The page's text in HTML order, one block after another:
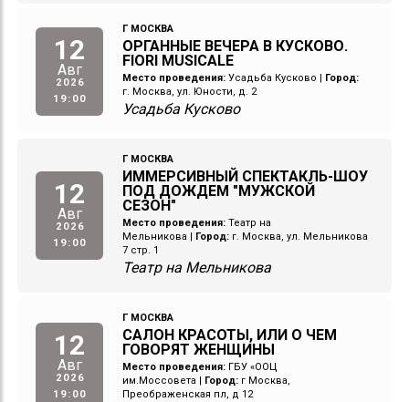
12
Авг
2026
19:00
Г МОСКВА
ОРГАННЫЕ ВЕЧЕРА В КУСКОВО.
FIORI MUSICALE
Место проведения: Усадьба Кусково
Город:
г. Москва, ул. Юности, д. 2
Усадьба Кусково
12
Авг
2026
19:00
Г МОСКВА
ИММЕРСИВНЫЙ СПЕКТАКЛЬ-ШОУ
ПОД ДОЖДЕМ "МУЖСКОЙ
СЕЗОН"
Место проведения: Театр на
Мельникова
Город: г. Москва, ул. Мельникова
7 стр. 1
Театр на Мельникова
12
Авг
2026
19:00
Г МОСКВА
САЛОН КРАСОТЫ, ИЛИ О ЧЕМ
ГОВОРЯТ ЖЕНЩИНЫ
Место проведения: ГБУ «ООЦ
им.Моссовета
Город: г Москва,
Преображенская пл, д 12